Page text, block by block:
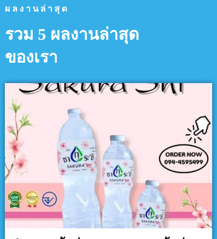
ผลงานล่าสุด
รวม 5 ผลงานล่าสุด
ของเรา